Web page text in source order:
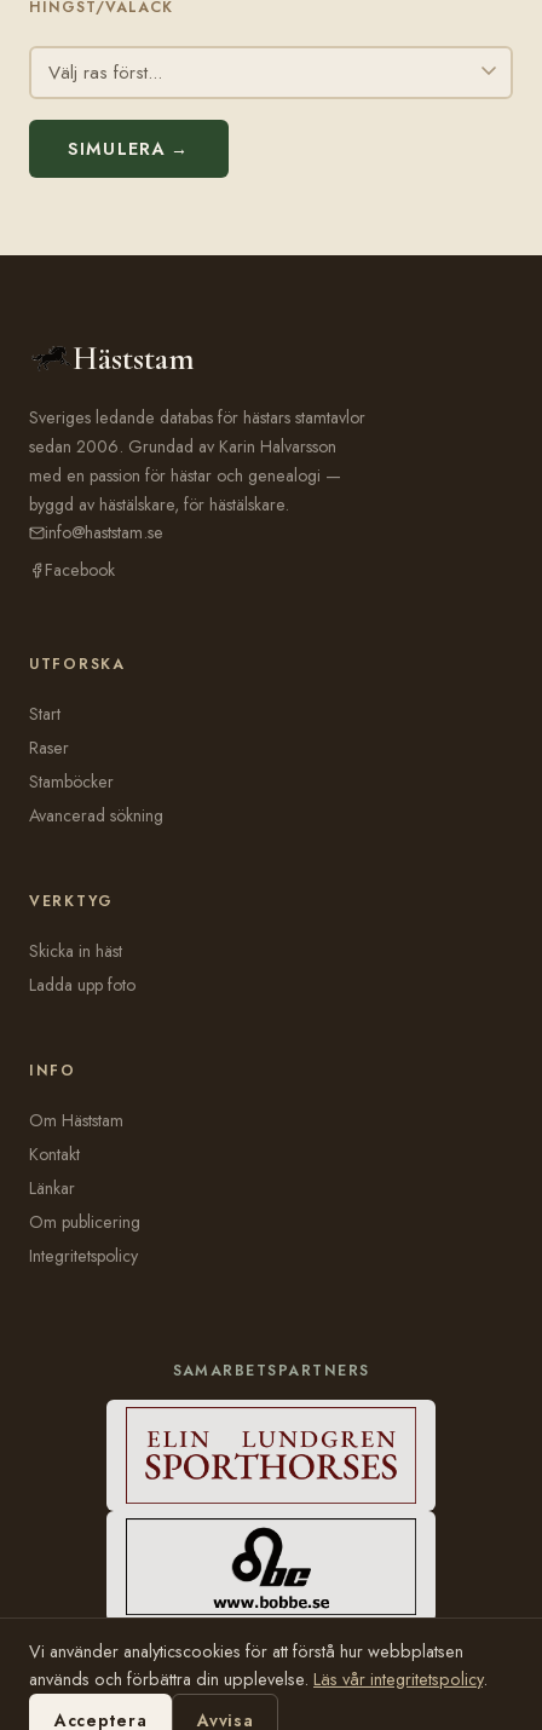
HINGST/VALACK
SIMULERA →
Häststam
Sveriges ledande databas för hästars stamtavlor
sedan 2006. Grundad av Karin Halvarsson
med en passion för hästar och genealogi —
byggd av hästälskare, för hästälskare.
info@haststam.se
Facebook
UTFORSKA
Start
Raser
Stamböcker
Avancerad sökning
VERKTYG
Skicka in häst
Ladda upp foto
INFO
Om Häststam
Kontakt
Länkar
Om publicering
Integritetspolicy
SAMARBETSPARTNERS
© 2006–2026 Häststam.se · Grundad av Karin Halvarsson
Hosting:Bobbe Consulting
Vi använder analyticscookies för att förstå hur webbplatsen
används och förbättra din upplevelse. Läs vår integritetspolicy.
Acceptera
Avvisa